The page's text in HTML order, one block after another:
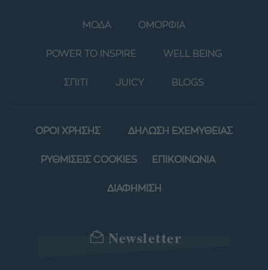
ΜΟΔΑ ΟΜΟΡΦΙΑ
POWER TO INSPIRE WELL BEING
ΣΠΙΤΙ JUICY BLOGS
ΟΡΟΙ ΧΡΗΣΗΣ ΔΗΛΩΣΗ ΕΧΕΜΥΘΕΙΑΣ
ΡΥΘΜΙΣΕΙΣ COOKIES ΕΠΙΚΟΙΝΩΝΙΑ
ΔΙΑΦΗΜΙΣΗ
Newsletter